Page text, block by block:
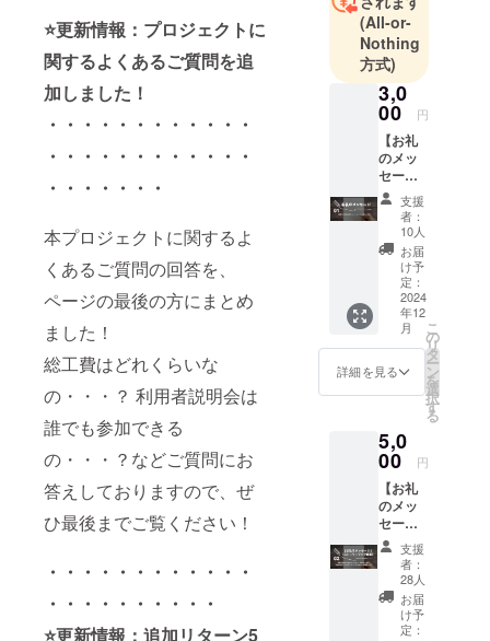
⭐️更新情報：プロジェクトに
関するよくあるご質問を追
加しました！
・・・・・・・・・・・・
・・・・・・・・・・・・
・・・・・・・
本プロジェクトに関するよ
くあるご質問の回答を、
ページの最後の方にまとめ
ました！
総工費はどれくらいな
の・・・？ 利用者説明会は
誰でも参加できる
の・・・？などご質問にお
答えしておりますので、ぜ
ひ最後までご覧ください！
・・・・・・・・・・・・
・・・・・・・・・・
⭐️更新情報：追加リターン5
BASE
Project（シ
ェアベース
プロジェク
ト）」で
は、自分た
ちのアイ
ディアやワ
クワクする
ことを形に
していきな
がら、地域
が持続して
いくことを
目指して活
動していま
す。SNSで
バーが
SATORUの
活動をさま
ざまな視点
で投稿して
いますの
で、ぜひご
覧くださ
(All-or-
Nothing
方式)
3,0
00 円
【お礼
のメッ
セー
ジ】 ・
感謝の
気持ち
を込め
て、お
礼の
メッ
セージ
をお送
りしま
す！
支援
者：
10人
お届
け予
定：
2024
年12
月
詳細を見る
こ
の
リ
タ
ー
ン
を
選
択
す
る
5,0
00 円
【お礼
のメッ
セー
ジ】＋
【ス
トー
リー
ブック
掲載】
支援
者：
28人
お届
け予
定：